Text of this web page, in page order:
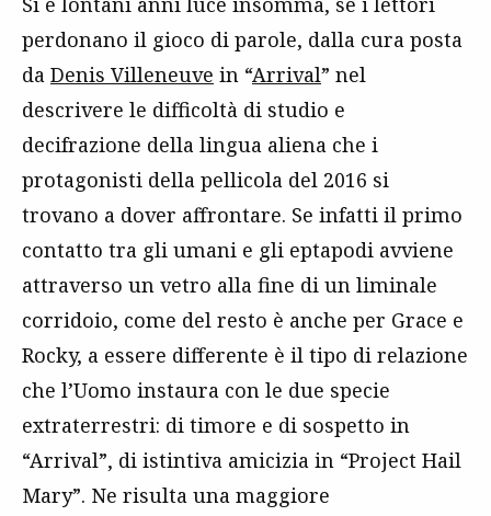
perdonano il gioco di parole, dalla cura posta
da Denis Villeneuve in “Arrival” nel
descrivere le difficoltà di studio e
decifrazione della lingua aliena che i
protagonisti della pellicola del 2016 si
trovano a dover affrontare. Se infatti il primo
contatto tra gli umani e gli eptapodi avviene
attraverso un vetro alla fine di un liminale
corridoio, come del resto è anche per Grace e
Rocky, a essere differente è il tipo di relazione
che l’Uomo instaura con le due specie
extraterrestri: di timore e di sospetto in
“Arrival”, di istintiva amicizia in “Project Hail
Mary”. Ne risulta una maggiore